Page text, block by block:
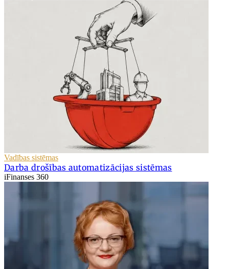
Vadības sistēmas
Darba drošības automatizācijas sistēmas
iFinanses 360